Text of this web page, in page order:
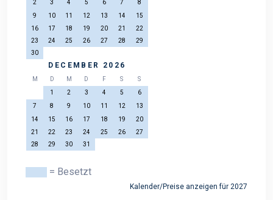
2
3 4 5 6 7
8
9
10 11 12 13 14
15
16
17 18 19 20 21
22
23
24 25 26 27 28
29
30
DECEMBER 2026
M D M D F S
S
1
2 3 4 5
6
7
8 9 10 11 12
13
14
15 16 17 18 19
20
21
22 23 24 25 26
27
28
29 30 31
= Besetzt
Kalender/Preise anzeigen für 2027